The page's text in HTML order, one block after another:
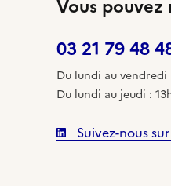
Vous
03 21 79 48
Du lundi au vendredi
Du lundi au jeudi :
Suivez-nous